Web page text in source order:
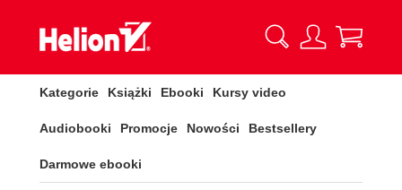
Kategorie Książki Ebooki Kursy video
Audiobooki Promocje Nowości Bestsellery
Darmowe ebooki